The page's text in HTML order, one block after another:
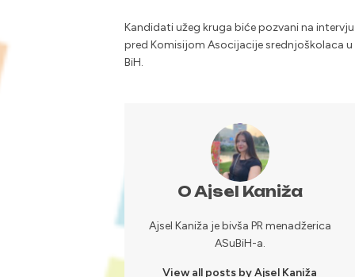
Kandidati užeg kruga biće pozvani na intervju
pred Komisijom Asocijacije srednjoškolaca u
BiH.
O Ajsel Kaniža
Ajsel Kaniža je bivša PR menadžerica
ASuBiH-a.
View all posts by Ajsel Kaniža